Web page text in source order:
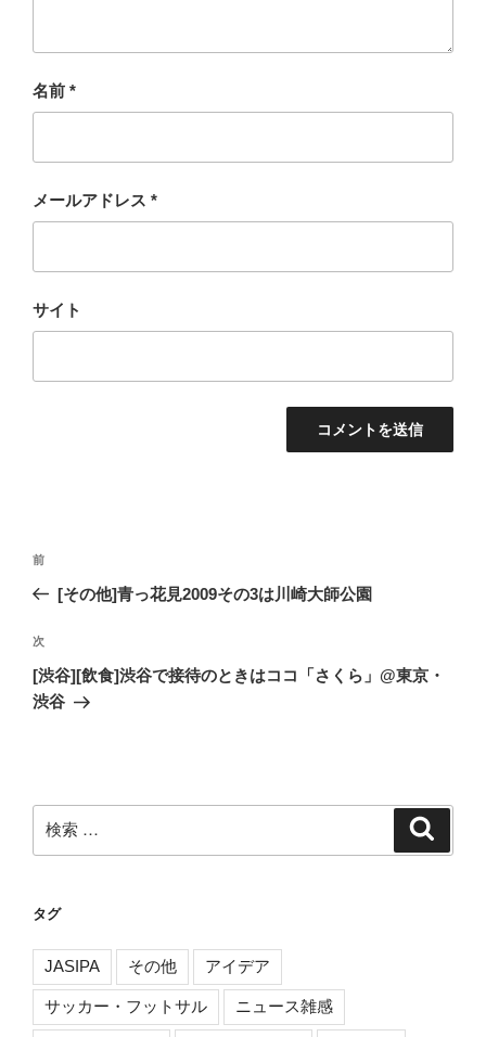
名前 *
メールアドレス *
サイト
投
ビ
ゲ
ー
過
去
投
稿
前
[その他]青っ花見2009その3は川崎大師公園
次
の
投
次
[渋谷][飲食]渋谷で接待のときはココ「さくら」@東京・
渋谷
検
索:
タグ
JASIPA その他 アイデア
サッカー・フットサル ニュース雑感